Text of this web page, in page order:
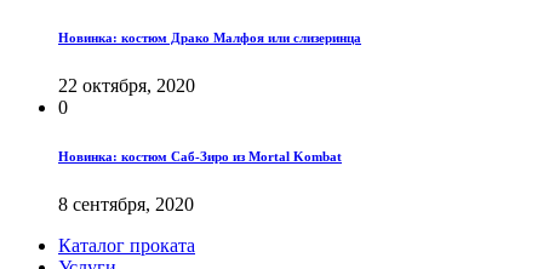
Новинка: костюм Драко Малфоя или слизеринца
22 октября, 2020
0
Новинка: костюм Саб-Зиро из Mortal Kombat
8 сентября, 2020
Каталог проката